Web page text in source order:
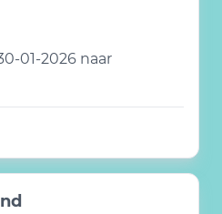
01-2026 naar